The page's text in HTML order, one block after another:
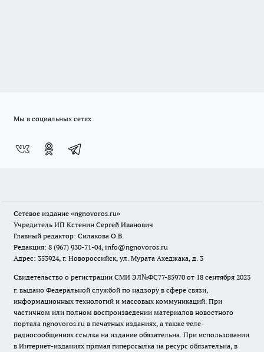
Мы в социальных сетях
Сетевое издание «ngnovoros.ru»
Учредитель ИП Кстенин Сергей Иванович
Главный редактор: Силакова О.В.
Редакция: 8 (967) 930-71-04, info@ngnovoros.ru
Адрес: 353924, г. Новороссийск, ул. Мурата Ахеджака, д. 3
Свидетельство о регистрации СМИ ЭЛ№ФС77-85970 от 18 сентября 2023
г. выдано Федеральной службой по надзору в сфере связи,
информационных технологий и массовых коммуникаций. При
частичном или полном воспроизведении материалов новостного
портала ngnovoros.ru в печатных изданиях, а также теле-
радиосообщениях ссылка на издание обязательна. При использовании
в Интернет-изданиях прямая гиперссылка на ресурс обязательна, в